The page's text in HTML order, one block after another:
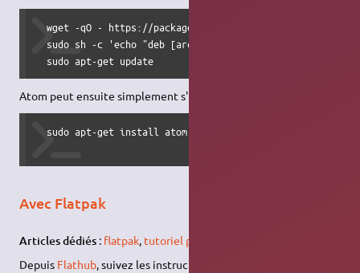
wget -qO - https://packagecloud.io/AtomEditor/atom/
sudo sh -c 'echo "deb [arch=amd64] https://
  sudo apt-get update
Atom peut ensuite simplement s'installer comme d'habitude :
  sudo apt-get install atom
Avec Flatpak
Articles dédiés : flatpak, tutoriel pour l'utiliser
Depuis Flathub, suivez les instructions qui vous concernent